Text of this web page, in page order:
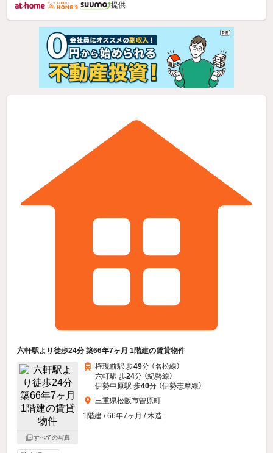
提供
六軒駅より徒歩24分 築66年7ヶ月 1階建の賃貸物件
すべての写真
権現前駅 歩49分 （名松線）
六軒駅 歩24分 （紀勢線）
伊勢中原駅 歩40分 （伊勢志摩線）
三重県松阪市曽原町
1階建 / 66年7ヶ月 / 木造